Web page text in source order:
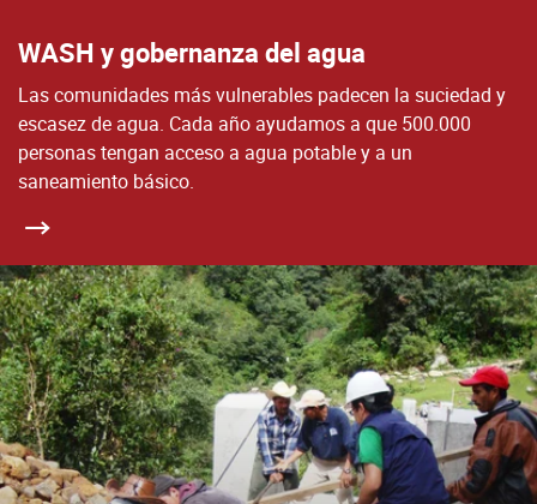
WASH y gobernanza del agua
Las comunidades más vulnerables padecen la suciedad y
escasez de agua. Cada año ayudamos a que 500.000
personas tengan acceso a agua potable y a un
saneamiento básico.